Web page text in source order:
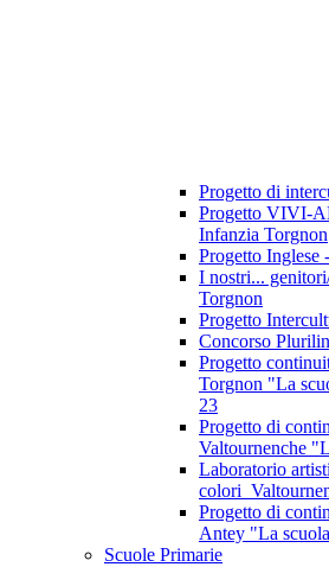
Progetto di
Progetto VIVI-
Infanzia Torgnon
Progetto Inglese
I nostri...
Torgnon
Progetto
Concorso
Progetto
Torgnon "La
23
Progetto di
Valtournenche
Laboratorio
Progetto di
Antey "La
Scuole Primarie